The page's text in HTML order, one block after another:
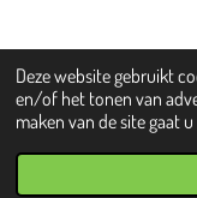
Deze website gebruikt
en/of het tonen van
maken van de site gaat